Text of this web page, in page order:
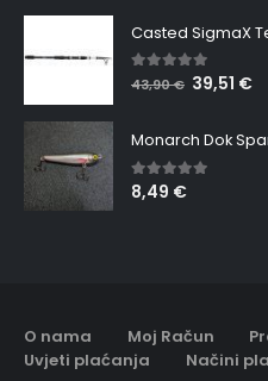
Casted SigmaX
5.00out of 5
43,90€ 39,51 €
Monarch Dok
5.00 out of 5
8,49 €
O nama Moj Račun
Uvjeti plaćanja
Načini